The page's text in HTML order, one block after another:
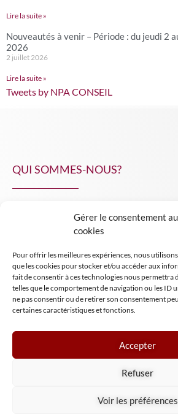
Gérer le consentement
cookies
Pour offrir les meilleures expériences, nous
que les cookies pour stocker et/ou accéder aux
fait de consentir à ces technologies nous permettra
telles que le comportement de navigation ou les ID
ne pas consentir ou de retirer son consentement
certaines caractéristiques et fonctions.
Accepter
Refuser
Voir les préférences
Lire la suite »
Nouveautés à venir – Période : du jeudi 2
2026
2 juillet 2026
Lire la suite »
Tweets by NPA CONSEIL
QUI SOMMES-NOUS?
INSIGHT NPA
Mentions légales
Tous droits réservés NPA Conseil